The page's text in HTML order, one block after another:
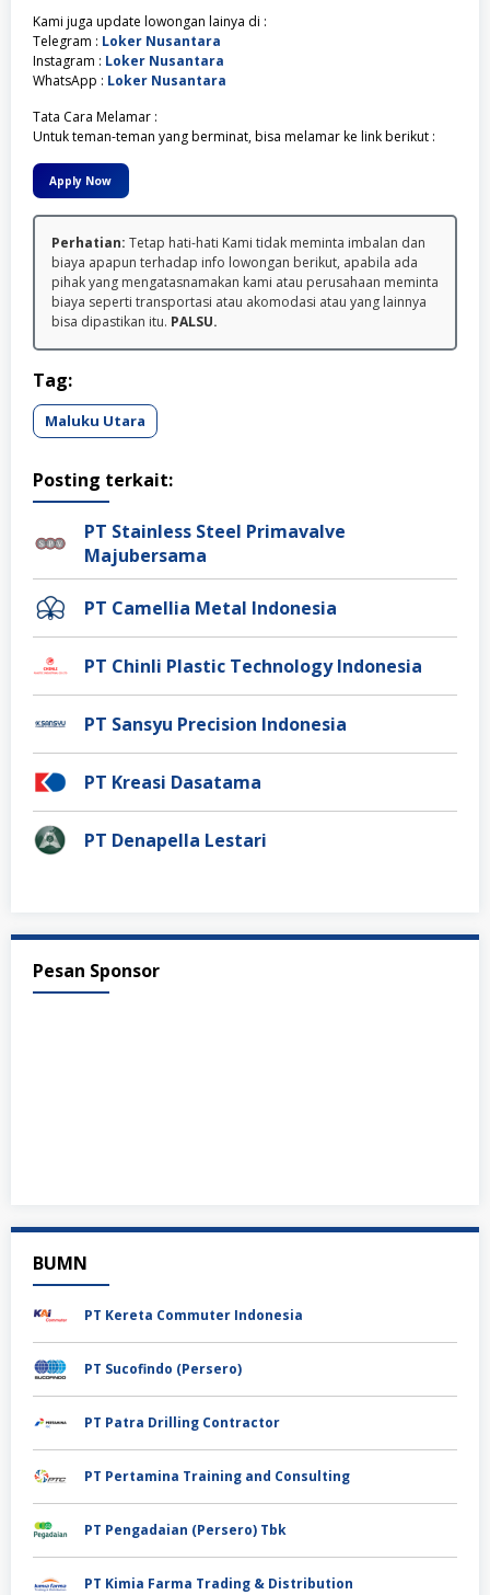
Kami juga update lowongan lainya di :
Telegram : Loker Nusantara
Instagram : Loker Nusantara
WhatsApp : Loker Nusantara
Tata Cara Melamar :
Untuk teman-teman yang berminat, bisa melamar ke link berikut :
Apply Now
Perhatian: Tetap hati-hati Kami tidak meminta imbalan dan
biaya apapun terhadap info lowongan berikut, apabila ada
pihak yang mengatasnamakan kami atau perusahaan meminta
biaya seperti transportasi atau akomodasi atau yang lainnya
bisa dipastikan itu. PALSU.
Tag:
Maluku Utara
Posting terkait:
PT Stainless Steel Primavalve
Majubersama
PT Camellia Metal Indonesia
PT Chinli Plastic Technology Indonesia
PT Sansyu Precision Indonesia
PT Kreasi Dasatama
PT Denapella Lestari
Pesan Sponsor
BUMN
PT Kereta Commuter Indonesia
PT Sucofindo (Persero)
PT Patra Drilling Contractor
PT Pertamina Training and Consulting
PT Pengadaian (Persero) Tbk
PT Kimia Farma Trading & Distribution